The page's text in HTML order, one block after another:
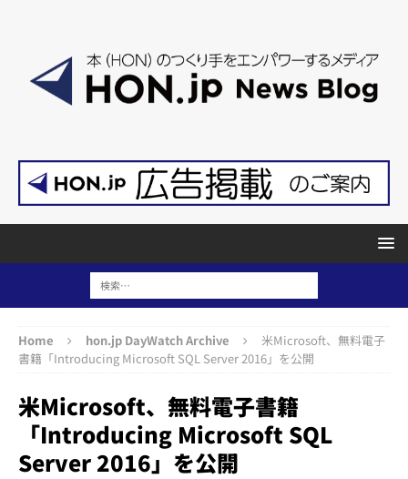
Home hon.jp DayWatch Archive
米Microsoft、無料電子
書籍「Introducing Microsoft SQL Server 2016」を公開
米Microsoft、無料電子書籍
「Introducing Microsoft SQL
Server 2016」を公開